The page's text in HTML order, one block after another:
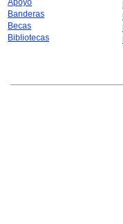
Apoyo
Banderas
Becas
Bibliotecas